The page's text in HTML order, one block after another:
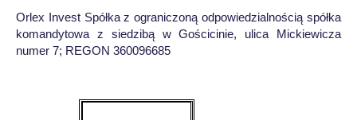
Orlex Invest Spółka z ograniczoną odpowiedzialnością spółka
komandytowa z siedzibą w Gościcinie, ulica Mickiewicza
numer 7; REGON 360096685